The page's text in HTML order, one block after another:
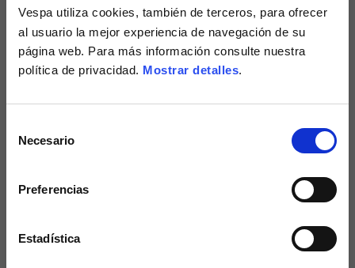
Vespa utiliza cookies, también de terceros, para ofrecer
al usuario la mejor experiencia de navegación de su
página web. Para más información consulte nuestra
política de privacidad. Mostrar detalles.
Necesario
Preferencias
Estadística
GESTIÓN DEL ÁREA PERSONAL ("MY
ACCOUNT")
¿Qué es la sección "My Account" y para qué sirve?
¿Cómo puedo registrarme?
¿Cómo puedo cambiar la contraseña de mi cuenta?